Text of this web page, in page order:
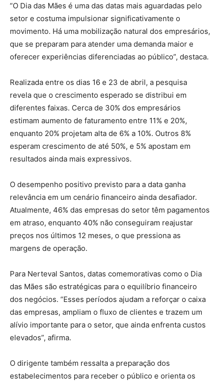
“O Dia das Mães é uma das datas mais aguardadas pelo
setor e costuma impulsionar significativamente o
movimento. Há uma mobilização natural dos empresários,
que se preparam para atender uma demanda maior e
oferecer experiências diferenciadas ao público”, destaca.
Realizada entre os dias 16 e 23 de abril, a pesquisa
revela que o crescimento esperado se distribui em
diferentes faixas. Cerca de 30% dos empresários
estimam aumento de faturamento entre 11% e 20%,
enquanto 20% projetam alta de 6% a 10%. Outros 8%
esperam crescimento de até 50%, e 5% apostam em
resultados ainda mais expressivos.
O desempenho positivo previsto para a data ganha
relevância em um cenário financeiro ainda desafiador.
Atualmente, 46% das empresas do setor têm pagamentos
em atraso, enquanto 40% não conseguiram reajustar
preços nos últimos 12 meses, o que pressiona as
margens de operação.
Para Nerteval Santos, datas comemorativas como o Dia
das Mães são estratégicas para o equilíbrio financeiro
dos negócios. “Esses períodos ajudam a reforçar o caixa
das empresas, ampliam o fluxo de clientes e trazem um
alívio importante para o setor, que ainda enfrenta custos
elevados”, afirma.
O dirigente também ressalta a preparação dos
estabelecimentos para receber o público e orienta os